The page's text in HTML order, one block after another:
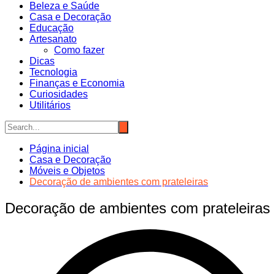
Beleza e Saúde
Casa e Decoração
Educação
Artesanato
Como fazer
Dicas
Tecnologia
Finanças e Economia
Curiosidades
Utilitários
Página inicial
Casa e Decoração
Móveis e Objetos
Decoração de ambientes com prateleiras
Decoração de ambientes com prateleiras